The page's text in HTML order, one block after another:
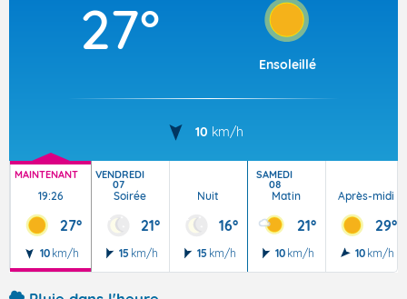
27°
Ensoleillé
10 km/h
MAINTENANT
19:26
27°
10 km/h
VENDREDI
07
Soirée
21°
15 km/h
Nuit
16°
15 km/h
SAMEDI
08
Matin
21°
10 km/h
Après-midi
29°
10 km/h